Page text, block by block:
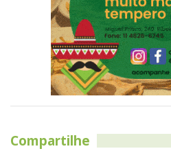
Compartilhe